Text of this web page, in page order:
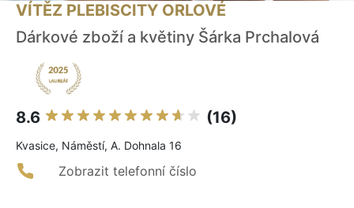
VÍTĚZ PLEBISCITY ORLOVÉ
Dárkové zboží a květiny Šárka Prchalová
8.6 (16)
Kvasice, Náměstí, A. Dohnala 16
Zobrazit telefonní číslo